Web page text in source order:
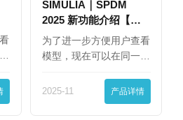
SIMULIA｜SPDM
2025 新功能介绍【上
篇】
为了进一步方便用户查看
模型，现在可以在同一
2025-11 产品详情